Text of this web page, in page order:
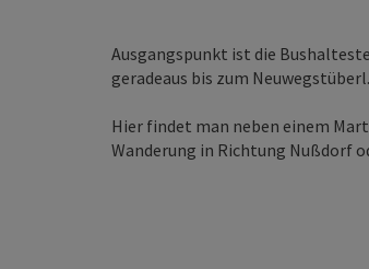
Ausgangspunkt ist die
geradeaus bis zum Neuwegstüberl.
Hier findet man neben einem
Wanderung in Richtung Nußdorf